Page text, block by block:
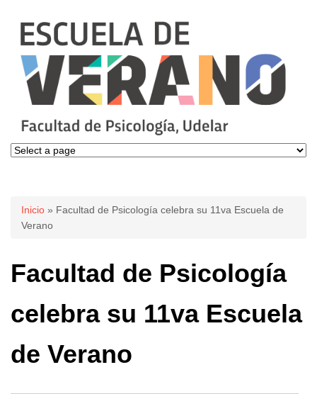
Se encuentra usted aquí
Inicio » Facultad de Psicología celebra su 11va Escuela de
Verano
Facultad de Psicología
celebra su 11va Escuela
de Verano